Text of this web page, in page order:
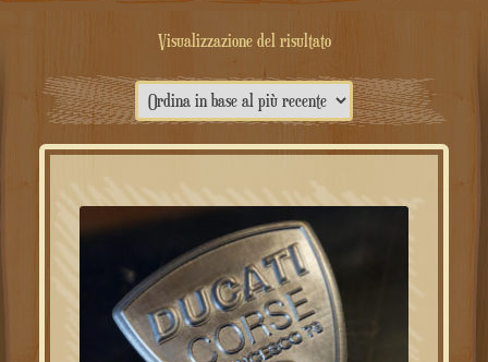
Visualizzazione del risultato